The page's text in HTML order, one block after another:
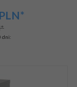
PLN*
dni: